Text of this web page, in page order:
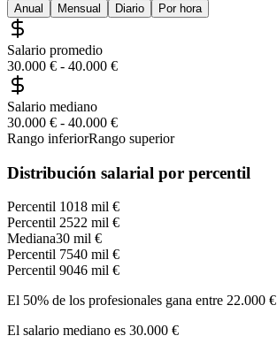
Anual
Mensual Diario Por hora
Salario promedio
30.000 € - 40.000 €
Salario mediano
30.000 € - 40.000 €
Rango inferiorRango superior
Distribución salarial por percentil
Percentil 1018 mil €
Percentil 2522 mil €
Mediana30 mil €
Percentil 7540 mil €
Percentil 9046 mil €
El 50% de los profesionales gana entre 22.000 €
El salario mediano es 30.000 €